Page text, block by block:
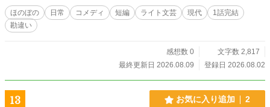
ほのぼの 日常 コメディ 短編 ライト文芸 現代
1話完結
勘違い
感想数 0
文字数 2,817
最終更新日 2026.08.09
登録日 2026.08.02
13 お気に入り追加 2